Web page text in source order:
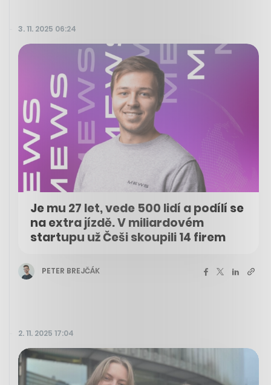
3. 11. 2025 06:24
Je mu 27 let, vede 500 lidí a podílí se
na extra jízdě. V miliardovém
startupu už Češi skoupili 14 firem
PETER BREJČÁK
2. 11. 2025 17:04